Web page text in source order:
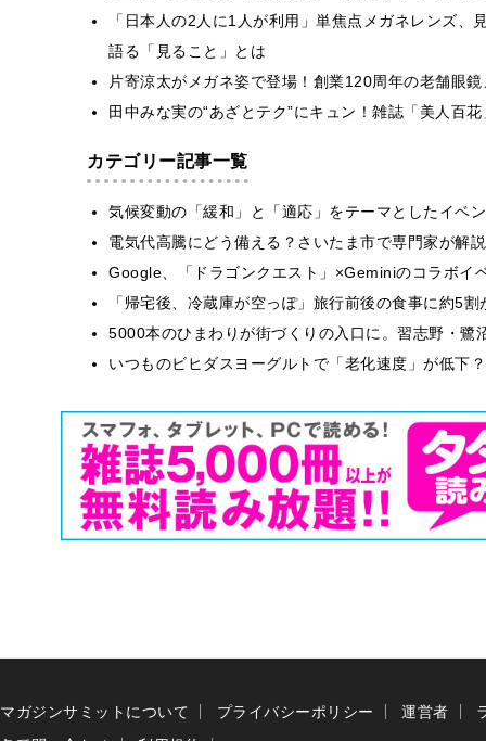
「日本人の2人に1人が利用」単焦点メガネレンズ
語る「見ること」とは
片寄涼太がメガネ姿で登場！創業120周年の老舗眼
田中みな実の“あざとテク”にキュン！雑誌「美人百
カテゴリー記事一覧
気候変動の「緩和」と「適応」をテーマとしたイベ
電気代高騰にどう備える？さいたま市で専門家が解
Google、「ドラゴンクエスト」×Geminiのコラボイ
「帰宅後、冷蔵庫が空っぽ」旅行前後の食事に約5
5000本のひまわりが街づくりの入口に。習志野・
いつものビヒダスヨーグルトで「老化速度」が低
マガジンサミットについて プライバシーポリシー 運営者